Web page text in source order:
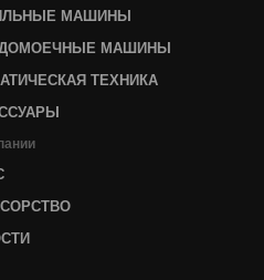
МАШИНЫ
МАШИНЫ
ТЕХНИКА